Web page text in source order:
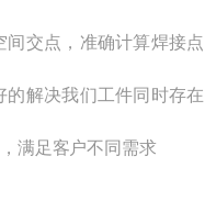
交点，准确计算焊接点
解决我们工件同时存在
满足客户不同需求